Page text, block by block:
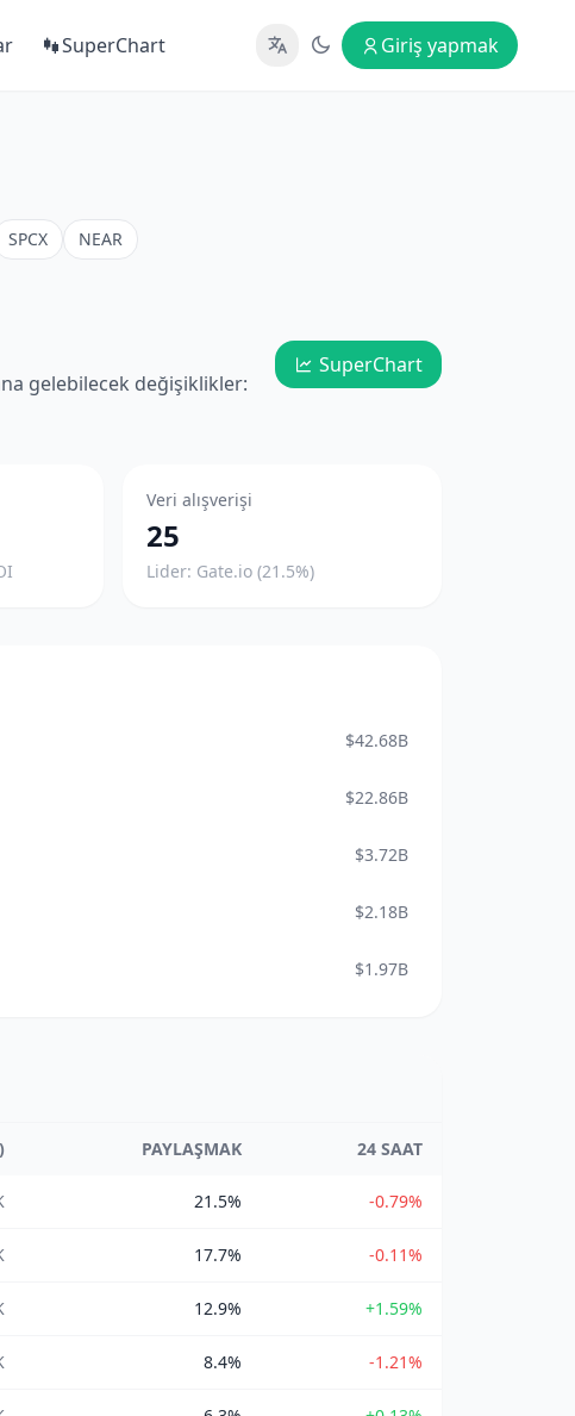
SuperChart Giriş yapmak
SPCX NEAR
gelebilecek değişiklikler:
SuperChart
Veri alışverişi
25
Lider: Gate.io (21.5%)
$42.68B
$22.86B
$3.72B
$2.18B
$1.97B
PAYLAŞMAK 24 SAAT
21.5% -0.79%
17.7% -0.11%
12.9% +1.59%
8.4% -1.21%